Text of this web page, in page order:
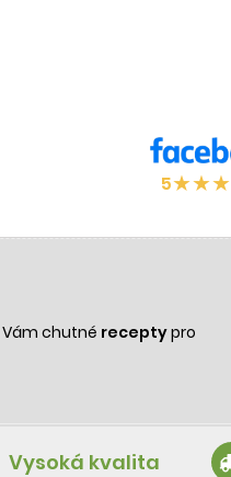
5★★★
chutné receptypro
Vysoká kvalita